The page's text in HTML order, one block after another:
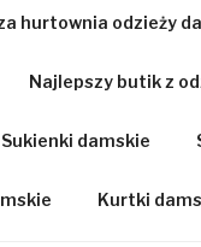
hurtownia odzieży
Najlepszy butik z
Sukienki damskie
Kurtki